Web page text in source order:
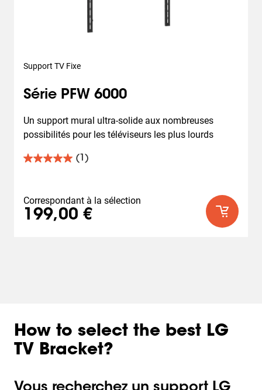
Support TV Fixe
Série PFW 6000
Un support mural ultra-solide aux nombreuses
possibilités pour les téléviseurs les plus lourds
(1)
5.0
étoiles.
1
avis
Correspondant à la sélection
199,00 €
How to select the best LG
TV Bracket?